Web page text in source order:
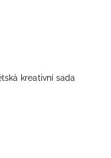
kreativní sada